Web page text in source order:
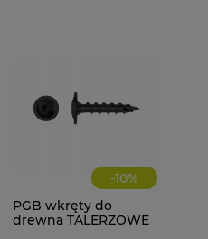
-10%
PGB wkręty do
drewna TALERZOWE